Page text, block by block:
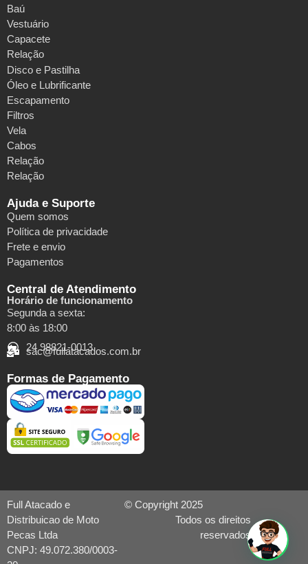
Baú
Vestuário
Capacete
Relação
Disco e Pastilha
Óleo e Lubrificante
Escapamento
Filtros
Vela
Cabos
Relação
Relação
Ajuda e Suporte
Quem somos
Política de privacidade
Frete e envio
Pagamentos
Central de Atendimento
Horário de funcionamento
Segunda a sexta:
8:00 às 18:00
24 98821-0013
sac@fullatacados.com.br
Formas de Pagamento
Full Atacado e
Distribuicao de Moto
Pecas Ltda
CNPJ: 49.072.380/0003-
© Copyright 2025
Todos os direitos
reservados